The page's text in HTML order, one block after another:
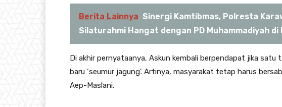
Berita Lainnya Sinergi Kamtibmas, Polresta
Silaturahmi Hangat dengan PD Muhammadiyah di
Di akhir pernyataanya, Askun kembali berpendapat jika
baru ‘seumur jagung’. Artinya, masyarakat tetap harus
Aep-Maslani.